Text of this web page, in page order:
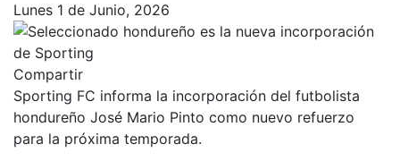
Lunes 1 de Junio, 2026
Compartir
Sporting FC informa la incorporación del futbolista
hondureño José Mario Pinto como nuevo refuerzo
para la próxima temporada.